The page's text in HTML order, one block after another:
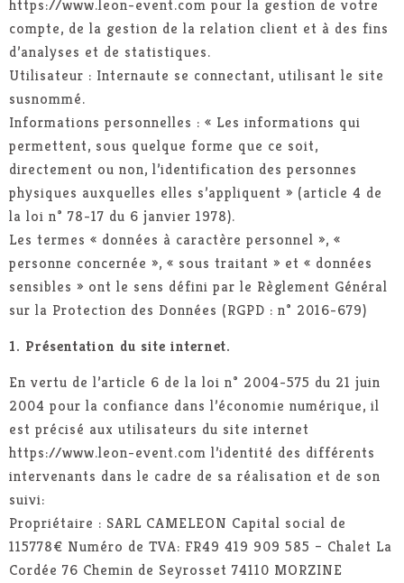
https://www.leon-event.com pour la gestion de votre
compte, de la gestion de la relation client et à des fins
d’analyses et de statistiques.
Utilisateur : Internaute se connectant, utilisant le site
susnommé.
Informations personnelles : « Les informations qui
permettent, sous quelque forme que ce soit,
directement ou non, l’identification des personnes
physiques auxquelles elles s’appliquent » (article 4 de
la loi n° 78-17 du 6 janvier 1978).
Les termes « données à caractère personnel », «
personne concernée », « sous traitant » et « données
sensibles » ont le sens défini par le Règlement Général
sur la Protection des Données (RGPD : n° 2016-679)
1. Présentation du site internet.
En vertu de l’article 6 de la loi n° 2004-575 du 21 juin
2004 pour la confiance dans l’économie numérique, il
est précisé aux utilisateurs du site internet
https://www.leon-event.com l’identité des différents
intervenants dans le cadre de sa réalisation et de son
suivi:
Propriétaire : SARL CAMELEON Capital social de
115778€ Numéro de TVA: FR49 419 909 585 – Chalet La
Cordée 76 Chemin de Seyrosset 74110 MORZINE